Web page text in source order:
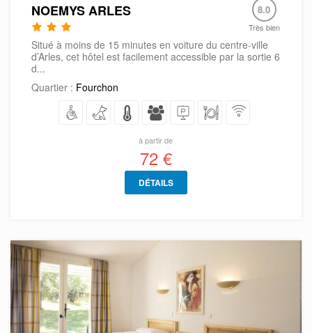
NOEMYS ARLES 8.0
Très bien
Situé à moins de 15 minutes en voiture du centre-ville
d’Arles, cet hôtel est facilement accessible par la sortie 6
d...
Quartier : Fourchon
à partir de
72 €
DÉTAILS